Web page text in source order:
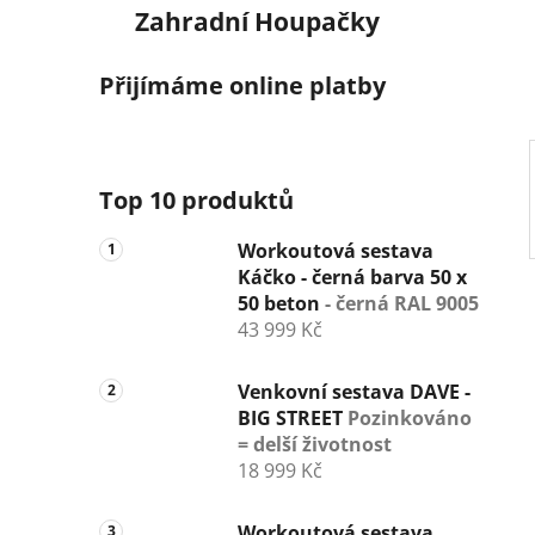
a
l
Zahradní Houpačky
Přijímáme online platby
Top 10 produktů
Workoutová sestava
Káčko - černá barva 50 x
50 beton - černá RAL 9005
43 999 Kč
Venkovní sestava DAVE -
BIG STREET Pozinkováno
= delší životnost
18 999 Kč